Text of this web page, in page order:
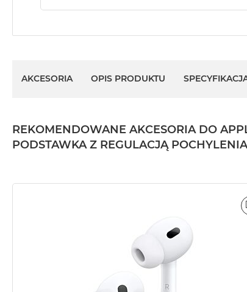
AKCESORIA OPIS PRODUKTU
REKOMENDOWANE AKCESORIA DO
PODSTAWKA Z REGULACJĄ